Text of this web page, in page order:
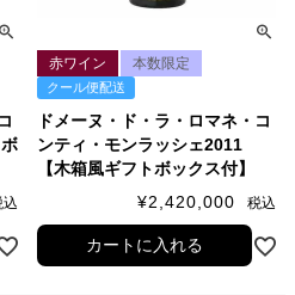
込
ドメーヌ・ド・ラ・ロマネ・コ
ンティ・モンラッシェ2011
【木箱風ギフトボックス付】
赤ワイン 本数限定
クール便配送
¥2,420,000 税込
カートに入れる